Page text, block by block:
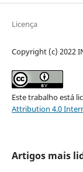
Licença
Copyright (c) 2022
Este trabalho está
Attribution 4.0
Artigos mais